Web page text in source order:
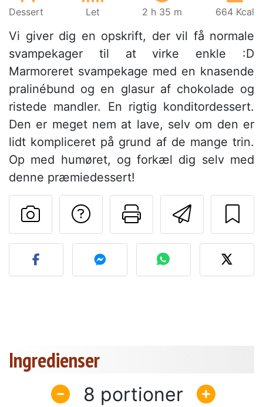
Dessert Let 2 h 35 m 664 Kcal
Vi giver dig en opskrift, der vil få normale
svampekager til at virke enkle :D
Marmoreret svampekage med en knasende
pralinébund og en glasur af chokolade og
ristede mandler. En rigtig konditordessert.
Den er meget nem at lave, selv om den er
lidt kompliceret på grund af de mange trin.
Op med humøret, og forkæl dig selv med
denne præmiedessert!
Send
Udskriv
Stil et spørgsmål
Send dit billede af denne
Ingredienser
8